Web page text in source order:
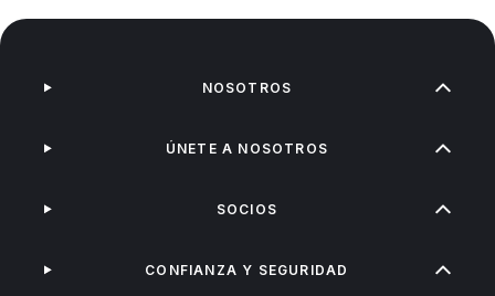
NOSOTROS
ÚNETE A NOSOTROS
SOCIOS
CONFIANZA Y SEGURIDAD